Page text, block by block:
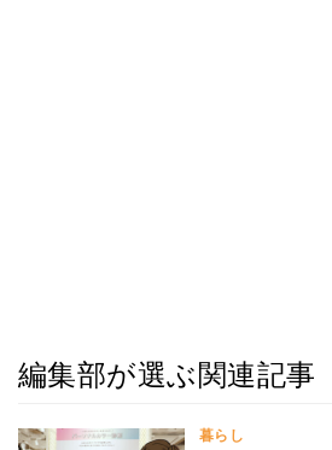
編集部が選ぶ関連記事
暮らし